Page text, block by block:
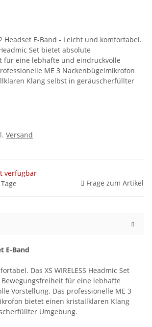
Headset E-Band - Leicht und komfortabel.
Headmic Set bietet absolute
für eine lebhafte und eindruckvolle
ME 3 Nackenbügelmikrofon
Klang selbst in geräuscherfüllter
Versand
verfügbar
Frage zum Artikel
E-Band
Das XS WIRELESS Headmic Set
für eine lebhafte
Vorstellung. Das professionelle ME 3
bietet einen kristallklaren Klang
Umgebung.